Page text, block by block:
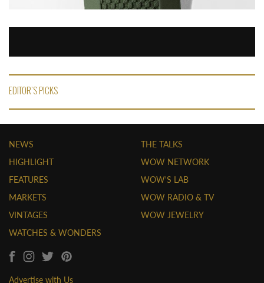
EDITOR'S PICKS
NEWS
HIGHLIGHT
FEATURES
MARKETS
VINTAGES
WATCHES & WONDERS
THE TALKS
WOW NETWORK
WOW'S LAB
WOW RADIO & TV
WOW JEWELRY
Advertise with Us